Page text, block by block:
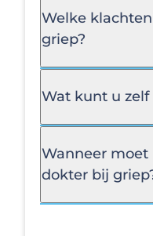
Welke
griep?
Wat kunt u
Wanneer moet
dokter bij